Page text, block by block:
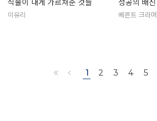
이유리 베른트 크라머
1 2 3 4 5